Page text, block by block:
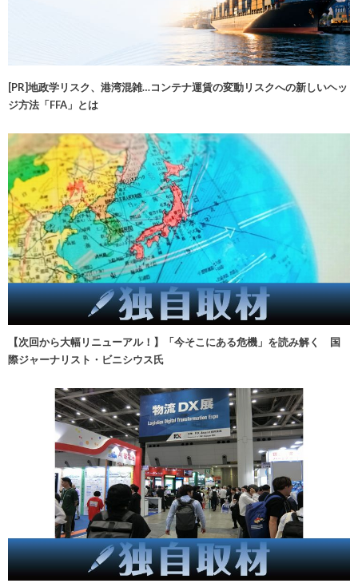
[PR]地政学リスク、港湾混雑…コンテナ運賃の変動リスクへの新しいヘッ
ジ方法「FFA」とは
【次回から大幅リニューアル！】「今そこにある危機」を読み解く 国
際ジャーナリスト・ビニシウス氏